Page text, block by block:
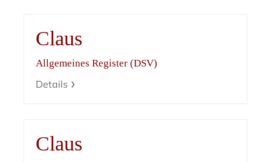
Claus
Allgemeines Register (DSV)
Details
Claus